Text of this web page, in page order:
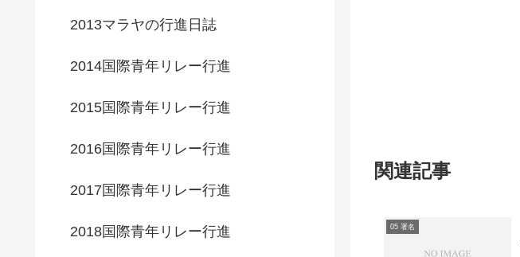
関連記事
05 署名
2013マラヤの行進日誌
2014国際青年リレー行進
2015国際青年リレー行進
2016国際青年リレー行進
2017国際青年リレー行進
2018国際青年リレー行進